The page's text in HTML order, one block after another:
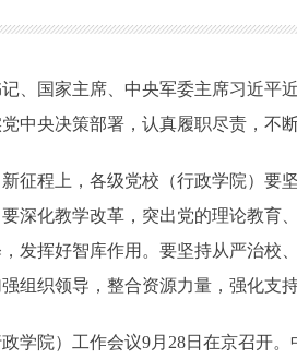
国家主席、中央军委主席习近平近
中央决策部署，认真履职尽责，不
程上，各级党校（行政学院）要坚
深化教学改革，突出党的理论教育
发挥好智库作用。要坚持从严治校
组织领导，整合资源力量，强化支
院）工作会议9月28日在京召开。